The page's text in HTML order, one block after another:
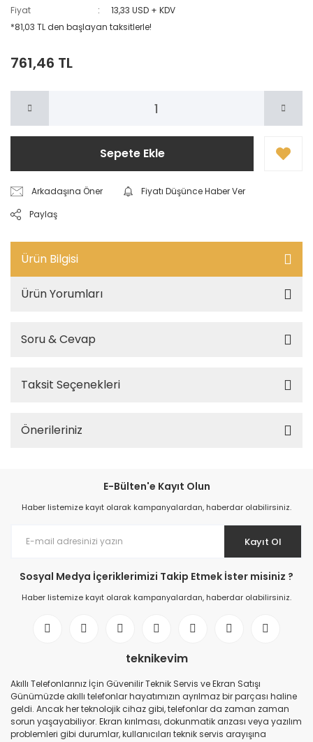
Fiyat
13,33 USD + KDV
*81,03 TL den başlayan taksitlerle!
761,46 TL
Sepete Ekle
Arkadaşına Öner
Fiyatı Düşünce Haber Ver
Paylaş
Ürün Bilgisi
Ürün Yorumları
Soru & Cevap
Taksit Seçenekleri
Önerileriniz
E-Bülten'e Kayıt Olun
Haber listemize kayıt olarak kampanyalardan, haberdar olabilirsiniz.
Kayıt Ol
Sosyal Medya İçeriklerimizi Takip Etmek İster misiniz ?
Haber listemize kayıt olarak kampanyalardan, haberdar olabilirsiniz.
teknikevim
Akıllı Telefonlarınız İçin Güvenilir Teknik Servis ve Ekran Satışı
Günümüzde akıllı telefonlar hayatımızın ayrılmaz bir parçası haline
geldi. Ancak her teknolojik cihaz gibi, telefonlar da zaman zaman
sorun yaşayabiliyor. Ekran kırılması, dokunmatik arızası veya yazılım
problemleri gibi durumlar, kullanıcıları teknik servis arayışına